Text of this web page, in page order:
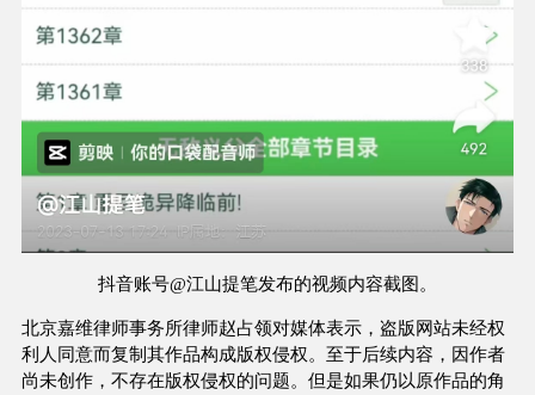
抖音账号@江山提笔发布的视频内容截图。
北京嘉维律师事务所律师赵占领对媒体表示，盗版网站未经权
利人同意而复制其作品构成版权侵权。至于后续内容，因作者
尚未创作，不存在版权侵权的问题。但是如果仍以原作品的角